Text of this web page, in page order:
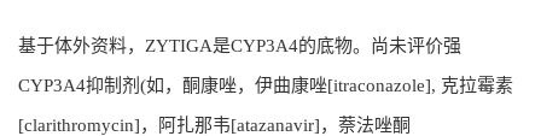
基于体外资料，ZYTIGA是CYP3A4的底物。尚未评价强
CYP3A4抑制剂(如，酮康唑，伊曲康唑[itraconazole], 克拉霉素
[clarithromycin]，阿扎那韦[atazanavir]，萘法唑酮